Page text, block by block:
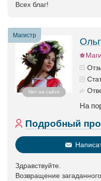
Всех благ!
Магистр
Нет на сайте
На
Подробный
Здравствуйте.
Возвращение